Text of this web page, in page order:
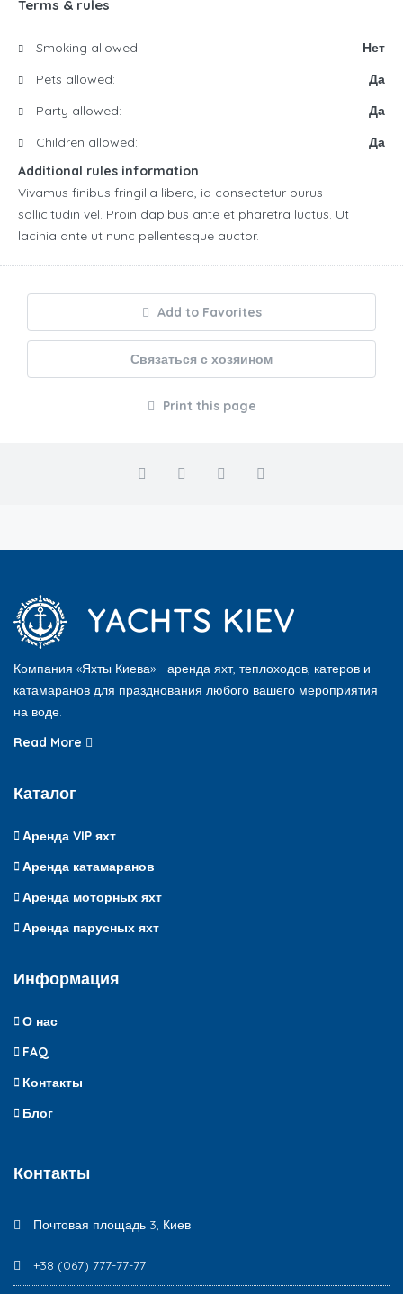
Terms & rules
Smoking allowed:
Нет
Pets allowed:
Да
Party allowed:
Да
Children allowed:
Да
Additional rules information
Vivamus finibus fringilla libero, id consectetur purus
sollicitudin vel. Proin dapibus ante et pharetra luctus. Ut
lacinia ante ut nunc pellentesque auctor.
Add to Favorites
Связаться с хозяином
Print this page
Компания «Яхты Киева» - аренда яхт, теплоходов, катеров и
катамаранов для празднования любого вашего мероприятия
на воде.
Read More
Каталог
Аренда VIP яхт
Аренда катамаранов
Аренда моторных яхт
Аренда парусных яхт
Информация
О нас
FAQ
Контакты
Блог
Контакты
Почтовая площадь 3, Киев
+38 (067) 777-77-77